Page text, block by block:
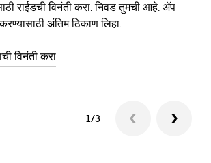
राईडची विनंती करा. निवड तुमची आहे. ॲप
अंतिम ठिकाण लिहा.
विनंती करा
1/3